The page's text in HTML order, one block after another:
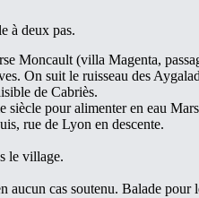
à deux pas.
Moncault (villa Magenta,
On suit le ruisseau des
de Cabriès.
siècle pour alimenter en eau
rue de Lyon en descente.
le village.
cas soutenu. Balade